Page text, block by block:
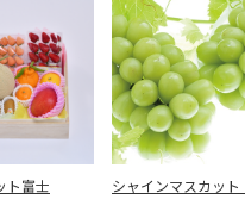
ト富士 シャインマスカッ